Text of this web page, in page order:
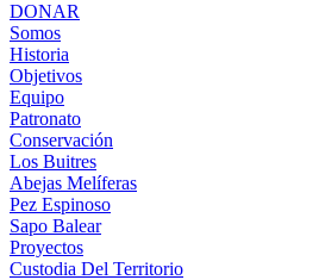
DONAR
Somos
Historia
Objetivos
Equipo
Patronato
Conservación
Los Buitres
Abejas Melíferas
Pez Espinoso
Sapo Balear
Proyectos
Custodia Del Territorio